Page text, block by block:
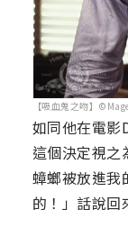
【吸血鬼之吻】
如同他在電影
這個決定視
蟑螂被放進
的！」話說回